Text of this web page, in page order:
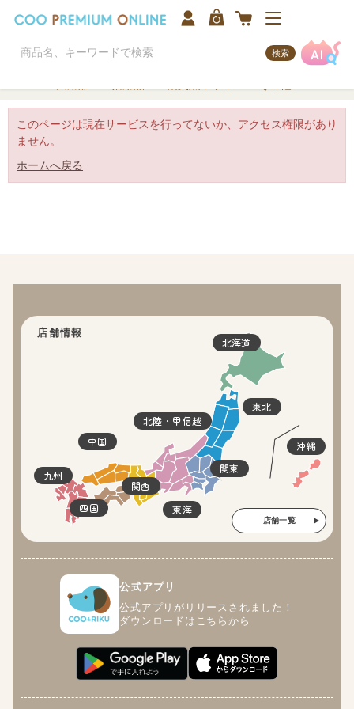
検索
このページは現在サービスを行ってないか、アクセス権限があり
ません。
ホームへ戻る
店舗情報
北海道
東北
関東
北陸・甲信越
東海
関西
四国
中国
九州
沖縄
店舗一覧
公式アプリ
公式アプリがリリースされました！
ダウンロードはこちらから